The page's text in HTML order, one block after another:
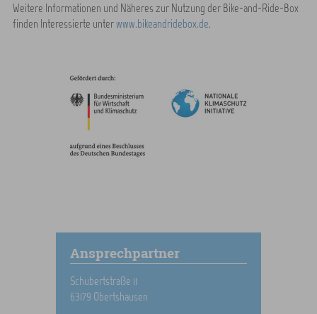
Weitere Informationen und Näheres zur Nutzung der Bike-and-Ride-Box
finden Interessierte unterwww.bikeandridebox.de.
Ansprechpartner
Schubertstraße 11
63179 Obertshausen